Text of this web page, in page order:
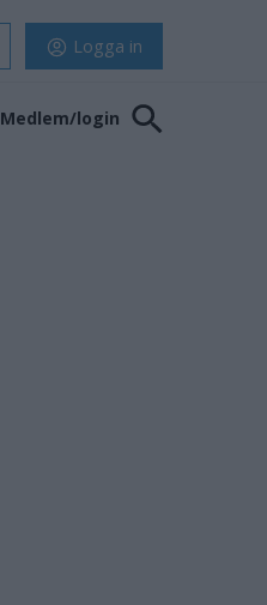
Logga in
Medlem/login